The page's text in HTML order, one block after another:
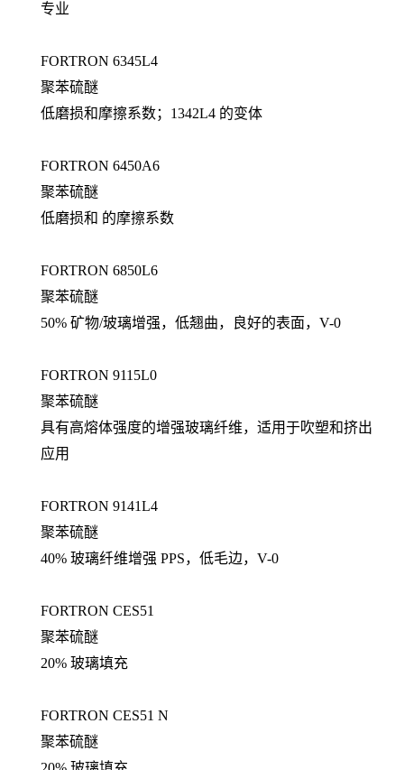
专业
FORTRON 6345L4
聚苯硫醚
低磨损和摩擦系数；1342L4 的变体
FORTRON 6450A6
聚苯硫醚
低磨损和 的摩擦系数
FORTRON 6850L6
聚苯硫醚
50% 矿物/玻璃增强，低翘曲，良好的表面，V-0
FORTRON 9115L0
聚苯硫醚
具有高熔体强度的增强玻璃纤维，适用于吹塑和挤出
应用
FORTRON 9141L4
聚苯硫醚
40% 玻璃纤维增强 PPS，低毛边，V-0
FORTRON CES51
聚苯硫醚
20% 玻璃填充
FORTRON CES51 N
聚苯硫醚